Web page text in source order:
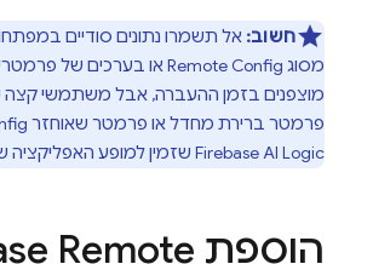
חשוב: אל תשמרו נתונים סודיים
מסוג Remote Configאו בערכים של
מוצפנים בזמן ההעברה, אבל משתמשי קצה
פרמטר ברירת מחדל או פרמטר שאוחזר
Firebase AI Logic שזמין למופע האפליקציה
הוספת Remote